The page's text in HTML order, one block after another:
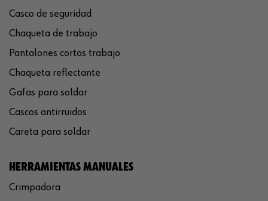
Casco de seguridad
Chaqueta de trabajo
Pantalones cortos trabajo
Chaqueta reflectante
Gafas para soldar
Cascos antirruidos
Careta para soldar
HERRAMIENTAS MANUALES
Crimpadora